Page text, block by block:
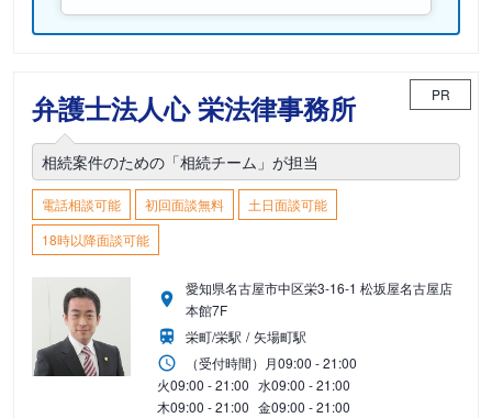
弁護士法人心 栄法律事務所 PR
相続案件のための「相続チーム」が担当
電話相談可能 初回面談無料
土日面談可能
18時以降面談可能
愛知県名古屋市中区栄3-16-1 松坂屋名古屋店
本館7F
栄町/栄駅
矢場町駅
（受付時間） 月09:00 - 21:00
火09:00 - 21:00 水09:00 - 21:00
木09:00 - 21:00 金09:00 - 21:00